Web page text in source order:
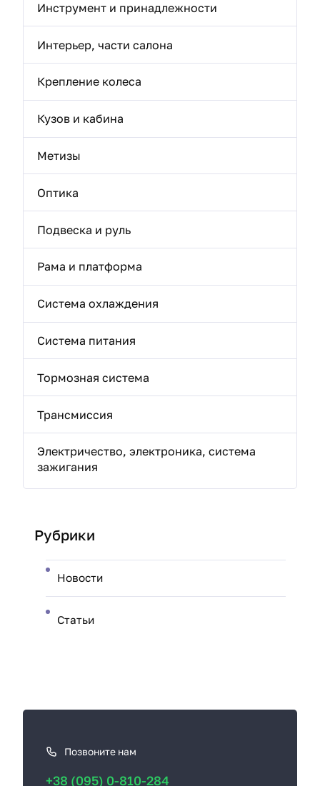
Инструмент и принадлежности
Интерьер, части салона
Крепление колеса
Кузов и кабина
Метизы
Оптика
Подвеска и руль
Рама и платформа
Система охлаждения
Система питания
Тормозная система
Трансмиссия
Электричество, электроника, система
зажигания
Рубрики
Новости
Статьи
К
Позвоните нам
+38 (095) 0-810-284